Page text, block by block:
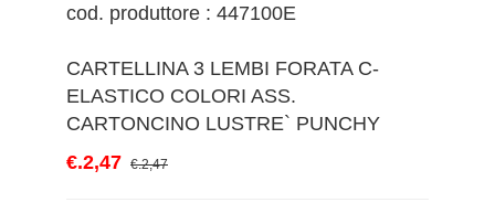
cod. produttore : 447100E
CARTELLINA 3 LEMBI FORATA C-
ELASTICO COLORI ASS.
CARTONCINO LUSTRE` PUNCHY
€.2,47 €.2,47